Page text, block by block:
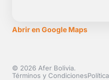
Abrir en Google Maps
© 2026 Afer Bolivia.
Términos y Condiciones